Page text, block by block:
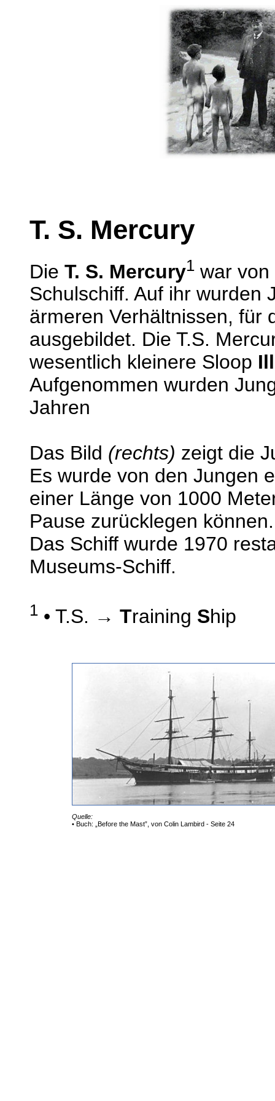
T. S. Mercury
Die T. S. Mercury1 war
Schulschiff. Auf ihr wurden
ärmeren Verhältnissen, für
ausgebildet. Die T.S.
wesentlich kleinere Sloop
Aufgenommen wurden
Jahren
Das Bild (rechts) zeigt die
Es wurde von den Jungen
einer Länge von 1000
Pause zurücklegen können.
Das Schiff wurde 1970
Museums-Schiff.
1 • T.S. → Training Ship
Quelle:
• Buch: „Before the Mast”, von Colin Lambird - Seite 24